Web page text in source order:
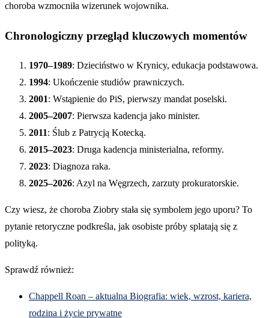
choroba wzmocniła wizerunek wojownika.
Chronologiczny przegląd kluczowych momentów
1970–1989: Dzieciństwo w Krynicy, edukacja podstawowa.
1994: Ukończenie studiów prawniczych.
2001: Wstąpienie do PiS, pierwszy mandat poselski.
2005–2007: Pierwsza kadencja jako minister.
2011: Ślub z Patrycją Kotecką.
2015–2023: Druga kadencja ministerialna, reformy.
2023: Diagnoza raka.
2025–2026: Azyl na Węgrzech, zarzuty prokuratorskie.
Czy wiesz, że choroba Ziobry stała się symbolem jego uporu? To
pytanie retoryczne podkreśla, jak osobiste próby splatają się z
polityką.
Sprawdź również:
Chappell Roan – aktualna Biografia: wiek, wzrost, kariera,
rodzina i życie prywatne